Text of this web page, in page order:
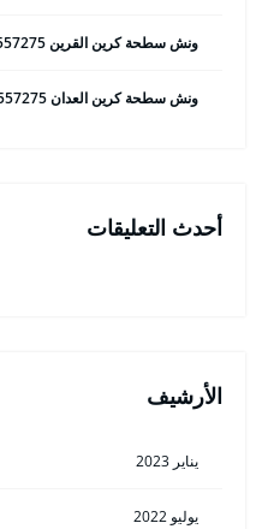
ونش سطحة كرين القرين 65557275 ونش سحب وانقاذ سيارات
ونش سطحة كرين العدان 65557275 ونش سحب وانقاذ سيارات
أحدث التعليقات
الأرشيف
يناير 2023
يوليو 2022